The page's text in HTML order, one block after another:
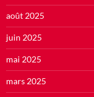
août 2025
juin 2025
mai 2025
mars 2025